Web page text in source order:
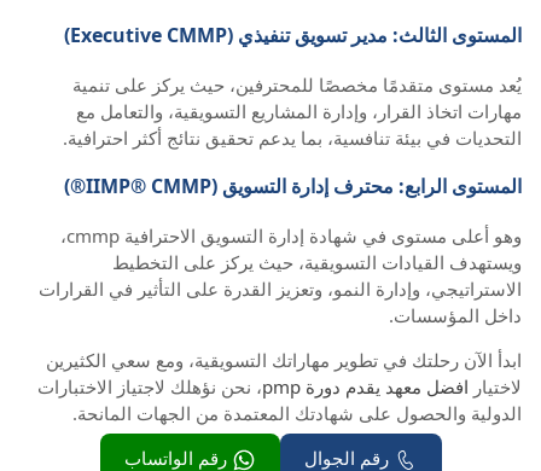
المستوى الثالث: مدير تسويق تنفيذي (Executive CMMP)
يُعد مستوى متقدمًا مخصصًا للمحترفين، حيث يركز على تنمية
مهارات اتخاذ القرار، وإدارة المشاريع التسويقية، والتعامل مع
التحديات في بيئة تنافسية، بما يدعم تحقيق نتائج أكثر احترافية.
المستوى الرابع: محترف إدارة التسويق (IIMP® CMMP®)
وهو أعلى مستوى في شهادة إدارة التسويق الاحترافية cmmp،
ويستهدف القيادات التسويقية، حيث يركز على التخطيط
الاستراتيجي، وإدارة النمو، وتعزيز القدرة على التأثير في القرارات
داخل المؤسسات.
ابدأ الآن رحلتك في تطوير مهاراتك التسويقية، ومع سعي الكثيرين
لاختيار افضل معهد يقدم دورة pmp
، نحن نؤهلك لاجتياز الاختبارات
الدولية والحصول على شهادتك المعتمدة من الجهات المانحة.
رقم الجوال
رقم الواتساب